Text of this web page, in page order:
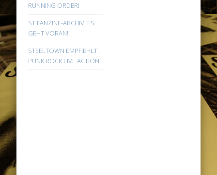
RUNNING ORDER!
ST FANZINE-ARCHIV: ES
GEHT VORAN!
STEELTOWN EMPFIEHLT:
PUNK ROCK LIVE ACTION!